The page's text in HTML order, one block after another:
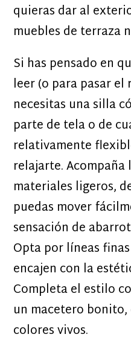
quieras dar al
muebles de terraza
Si has pensado en
leer (o para pasar
necesitas una silla
parte de tela o de
relativamente
relajarte. Acompaña
materiales ligeros,
puedas mover
sensación de
Opta por líneas
encajen con la
Completa el estilo
un macetero
colores vivos.